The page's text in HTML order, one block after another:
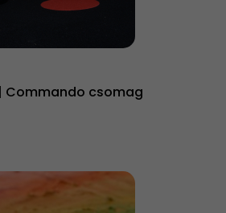
Commando csomag